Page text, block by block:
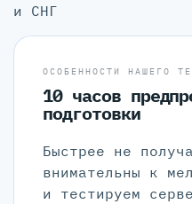
и СНГ
ОСОБЕННОСТИ НАШЕГО
10 часов
подготовки
Быстрее не
внимательны к
и тестируем